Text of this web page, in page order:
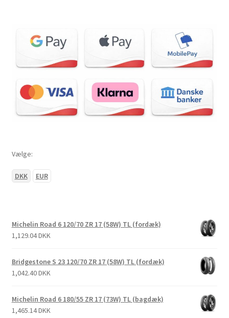
Vælge:
DKK EUR
Michelin Road 6 120/70 ZR 17 (58W) TL (fordæk)
1,129.04 DKK
Bridgestone S 23 120/70 ZR 17 (58W) TL (fordæk)
1,042.40 DKK
Michelin Road 6 180/55 ZR 17 (73W) TL (bagdæk)
1,465.14 DKK